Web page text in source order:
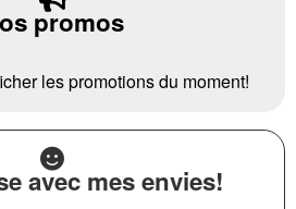
promos
les promotions du moment!
avec mes envies!